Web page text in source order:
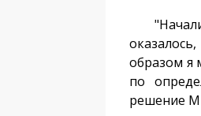
"Начали
образом я
по
решение